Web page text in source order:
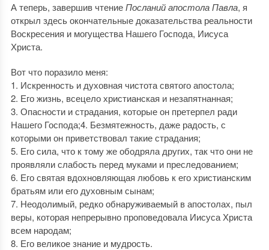
А теперь, завершив чтениеПосланий апостола Павла, я
открыл здесь окончательные доказательства реальности
Воскресения и могущества Нашего Господа, Иисуса
Христа.
Вот что поразило меня:
1. Искренность и духовная чистота святого апостола;
2. Его жизнь, всецело христианская и незапятнанная;
3. Опасности и страдания, которые он претерпел ради
Нашего Господа;4. Безмятежность, даже радость, с
которыми он приветствовал такие страдания;
5. Его сила, что к тому же ободряла других, так что они не
проявляли слабость перед муками и преследованием;
6. Его святая вдохновляющая любовь к его христианским
братьям или его духовным сынам;
7. Неодолимый, редко обнаруживаемый в апостолах, пыл
веры, которая непрерывно проповедовала Иисуса Христа
всем народам;
8. Его великое знание и мудрость.